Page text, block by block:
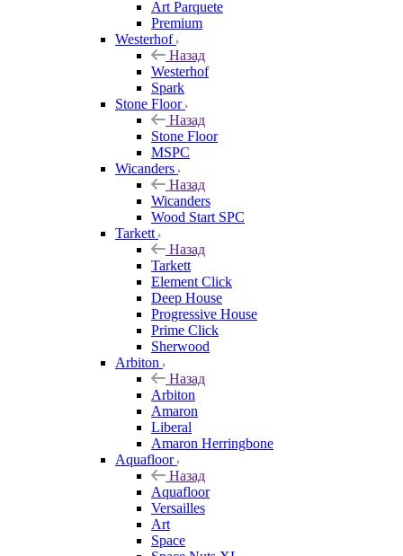
Art Parquete
Premium
Westerhof
Назад
Westerhof
Spark
Stone Floor
Назад
Stone Floor
MSPC
Wicanders
Назад
Wicanders
Wood Start SPC
Tarkett
Назад
Tarkett
Element Click
Deep House
Progressive House
Prime Click
Sherwood
Arbiton
Назад
Arbiton
Amaron
Liberal
Amaron Herringbone
Aquafloor
Назад
Aquafloor
Versailles
Art
Space